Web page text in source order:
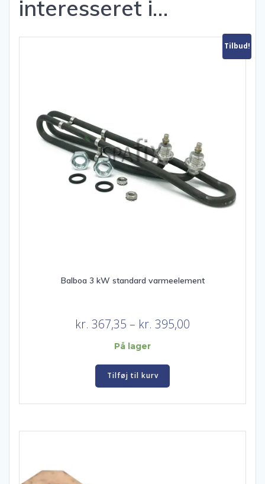
interesseret i…
Tilbud!
Balboa 3 kW standard varmeelement
kr. 367,35 – kr. 395,00
På lager
Tilføj til kurv